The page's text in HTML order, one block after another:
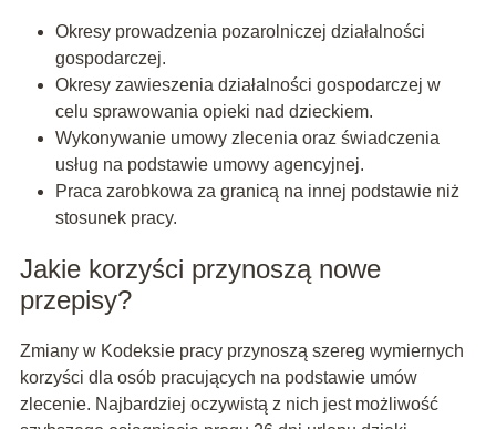
Okresy prowadzenia pozarolniczej działalności
gospodarczej.
Okresy zawieszenia działalności gospodarczej w
celu sprawowania opieki nad dzieckiem.
Wykonywanie umowy zlecenia oraz świadczenia
usług na podstawie umowy agencyjnej.
Praca zarobkowa za granicą na innej podstawie niż
stosunek pracy.
Jakie korzyści przynoszą nowe
przepisy?
Zmiany w Kodeksie pracy przynoszą szereg wymiernych
korzyści dla osób pracujących na podstawie umów
zlecenie. Najbardziej oczywistą z nich jest możliwość